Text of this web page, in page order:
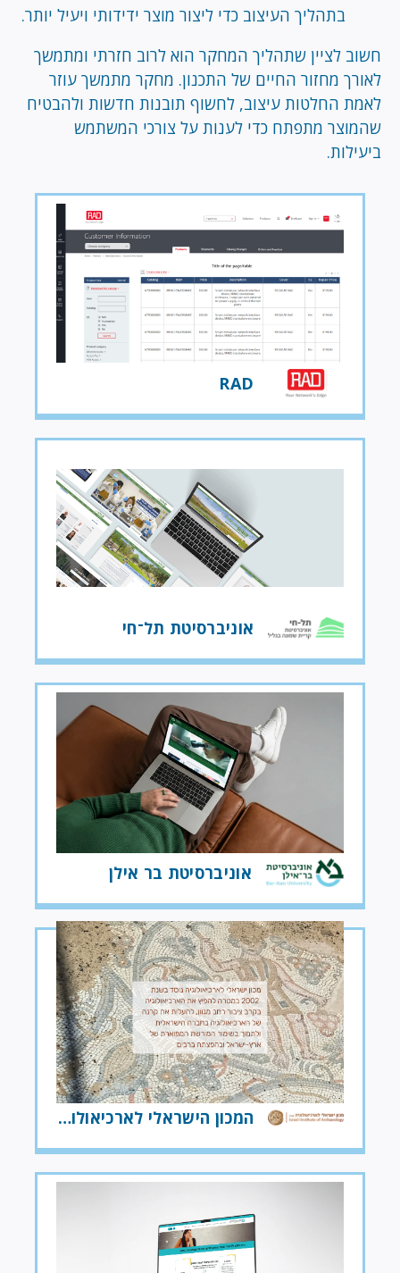
בתהליך העיצוב כדי ליצור מוצר ידידותי ויעיל יותר.
חשוב לציין שתהליך המחקר הוא לרוב חזרתי ומתמשך
לאורך מחזור החיים של התכנון. מחקר מתמשך עוזר
לאמת החלטות עיצוב, לחשוף תובנות חדשות ולהבטיח
שהמוצר מתפתח כדי לענות על צורכי המשתמש
ביעילות.
RAD
אוניברסיטת תל־חי
אוניברסיטת בר אילן
המכון הישראלי לארכיאולוגיה